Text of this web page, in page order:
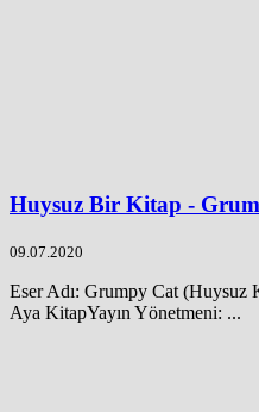
Huysuz Bir Kitap -
09.07.2020
Eser Adı: Grumpy Cat
Aya KitapYayın Yönetmeni: ...